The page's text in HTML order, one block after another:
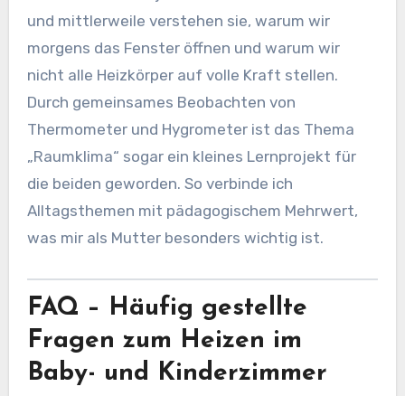
und mittlerweile verstehen sie, warum wir
morgens das Fenster öffnen und warum wir
nicht alle Heizkörper auf volle Kraft stellen.
Durch gemeinsames Beobachten von
Thermometer und Hygrometer ist das Thema
„Raumklima“ sogar ein kleines Lernprojekt für
die beiden geworden. So verbinde ich
Alltagsthemen mit pädagogischem Mehrwert,
was mir als Mutter besonders wichtig ist.
FAQ – Häufig gestellte
Fragen zum Heizen im
Baby- und Kinderzimmer